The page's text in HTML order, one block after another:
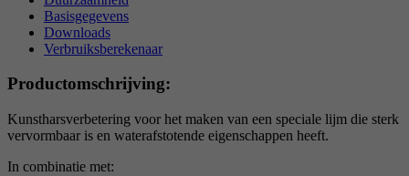
Basisgegevens
Downloads
Verbruiksberekenaar
Productomschrijving:
Kunstharsverbetering voor het maken van een speciale lijm die sterk
vervormbaar is en waterafstotende eigenschappen heeft.
In combinatie met:
Doel
reCAPTCHA setzt ein notwendiges Cookie
Risikoanalyse ausgeführt wird.